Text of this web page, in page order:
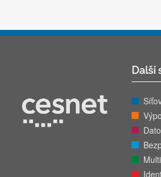
Další